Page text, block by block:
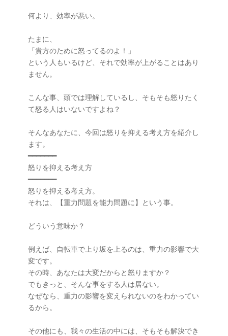
何より、効率が悪い。
たまに、
「貴方のために怒ってるのよ！」
という人もいるけど、それで効率が上がることはあり
ません。
こんな事、頭では理解しているし、そもそも怒りたく
て怒る人はいないですよね？
そんなあなたに、今回は怒りを抑える考え方を紹介し
ます。
━━━━━━━
怒りを抑える考え方
━━━━━━━
怒りを抑える考え方。
それは、【重力問題を能力問題に】という事。
どういう意味か？
例えば、自転車で上り坂を上るのは、重力の影響で大
変です。
その時、あなたは大変だからと怒りますか？
でもきっと、そんな事をする人は居ない。
なぜなら、重力の影響を変えられないのをわかってい
るから。
その他にも、我々の生活の中には、そもそも解決でき